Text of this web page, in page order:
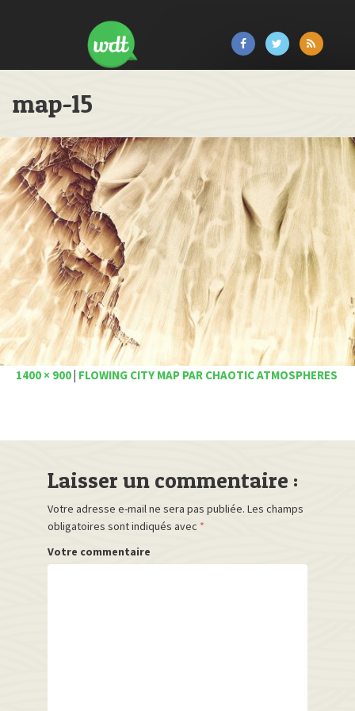
map-15
1400 × 900| FLOWING CITY MAP PAR CHAOTIC ATMOSPHERES
Laisser un commentaire :
Votre adresse e-mail ne sera pas publiée. Les champs
obligatoires sont indiqués avec *
Votre commentaire